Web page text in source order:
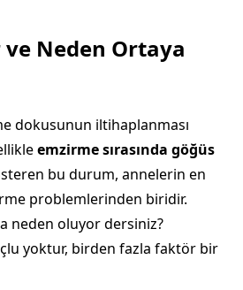
Neden Ortaya
dokusunun iltihaplanması
emzirme sırasında göğüs
bu durum, annelerin en
problemlerinden biridir.
neden oluyor dersiniz?
yoktur, birden fazla faktör bir